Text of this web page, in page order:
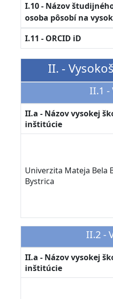
I.10 - Názov
osoba pôsobí na
I.11 - ORCID iD
II. -
II.1 -
II.a - Názov vysokej
inštitúcie
Univerzita Mateja Bela
Bystrica
II.2 -
II.a - Názov vysokej
inštitúcie